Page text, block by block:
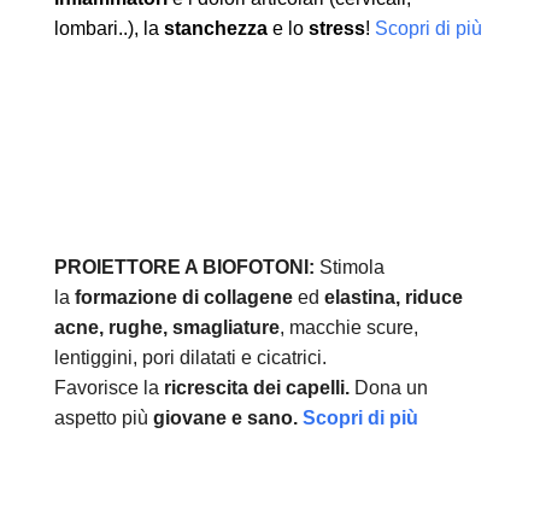
lombari..), la stanchezzae lo stress! Scopri di più
PROIETTORE A BIOFOTONI: Stimola
la formazione di collagene ed elastina, riduce
acne, rughe, smagliature, macchie scure,
lentiggini, pori dilatati e cicatrici.
Favorisce la ricrescita dei capelli. Dona un
aspetto più giovane e sano. Scopri di più